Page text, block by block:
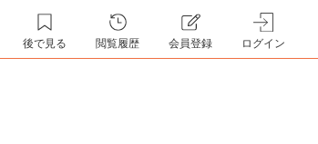
後で見る 閲覧履歴 会員登録 ログイン